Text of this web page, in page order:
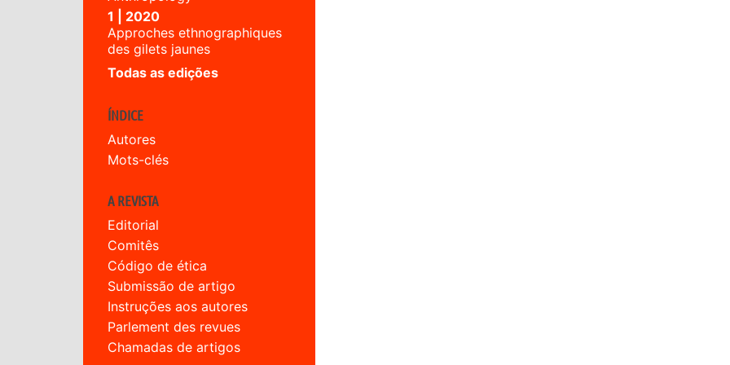
1 | 2020
Approches ethnographiques
des gilets jaunes
Todas as edições
ÍNDICE
Autores
Mots-clés
A REVISTA
Editorial
Comitês
Código de ética
Submissão de artigo
Instruções aos autores
Parlement des revues
Chamadas de artigos